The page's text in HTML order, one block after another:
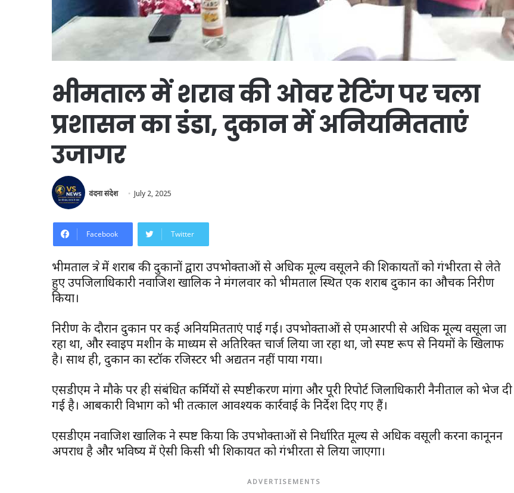
भीमताल में शराब की ओवर रेटिंग पर चला
प्रशासन का डंडा, दुकान में अनियमितताएं
उजागर
वंदना संदेश July 2, 2025
Facebook Twitter
भीमताल क्षेत्र में शराब की दुकानों द्वारा उपभोक्ताओं से अधिक मूल्य वसूलने की शिकायतों को गंभीरता से लेते
हुए उपजिलाधिकारी नवाजिश खालिक ने मंगलवार को भीमताल स्थित एक शराब दुकान का औचक निरीक्षण
किया।
निरीक्षण के दौरान दुकान पर कई अनियमितताएं पाई गईं। उपभोक्ताओं से एमआरपी से अधिक मूल्य वसूला जा
रहा था, और स्वाइप मशीन के माध्यम से अतिरिक्त चार्ज लिया जा रहा था, जो स्पष्ट रूप से नियमों के खिलाफ
है। साथ ही, दुकान का स्टॉक रजिस्टर भी अद्यतन नहीं पाया गया।
एसडीएम ने मौके पर ही संबंधित कर्मियों से स्पष्टीकरण मांगा और पूरी रिपोर्ट जिलाधिकारी नैनीताल को भेज दी
गई है। आबकारी विभाग को भी तत्काल आवश्यक कार्रवाई के निर्देश दिए गए हैं।
एसडीएम नवाजिश खालिक ने स्पष्ट किया कि उपभोक्ताओं से निर्धारित मूल्य से अधिक वसूली करना कानूनन
अपराध है और भविष्य में ऐसी किसी भी शिकायत को गंभीरता से लिया जाएगा।
ADVERTISEMENTS